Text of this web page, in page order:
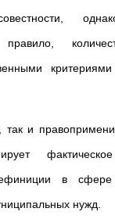
так и
в сфере
нужд.